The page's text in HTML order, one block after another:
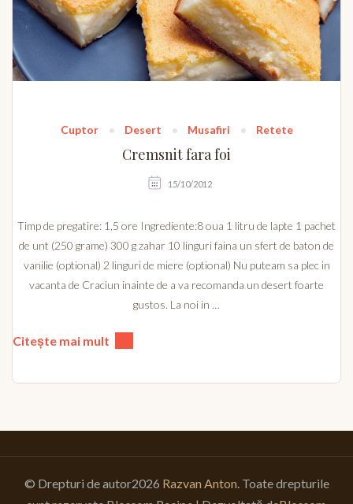
Cuptor Desert Musafiri Retete
Cremsnit fara foi
15/10/2012
Timp de pregatire: 1,5 ore Ingrediente:8 oua 1 litru de lapte 1 pachet
de unt (250 grame) 300 g zahar 10 linguri faina un sfert de baton de
vanilie (optional) 2 linguri de miere (optional) Nu puteam sa plec in
vacanta de Craciun inainte de a va recomanda un desert foarte
gustos. La noi in …
Citește mai mult
© Drepturi de autor2026 Razvan Anton. Toate drepturile